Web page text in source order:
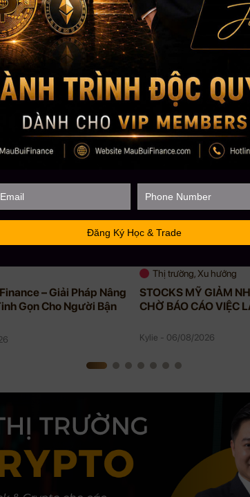
Với kinh nghiệm chinh chiến gần 12
lượng học viên trên toàn cầu lên đến
CEO Mau Bui sẽ là người coaching
– Giải Pháp Nâng
Gọn Cho Người Bận
Thị trường, Xu hướng
STOCKS MỸ GIẢM
CHỜ BÁO CÁO VIỆC
Kylie - 06/08/2026